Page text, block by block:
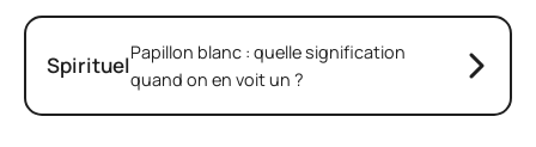
SpirituelPapillon blanc : quelle signification
quand on en voit un ?